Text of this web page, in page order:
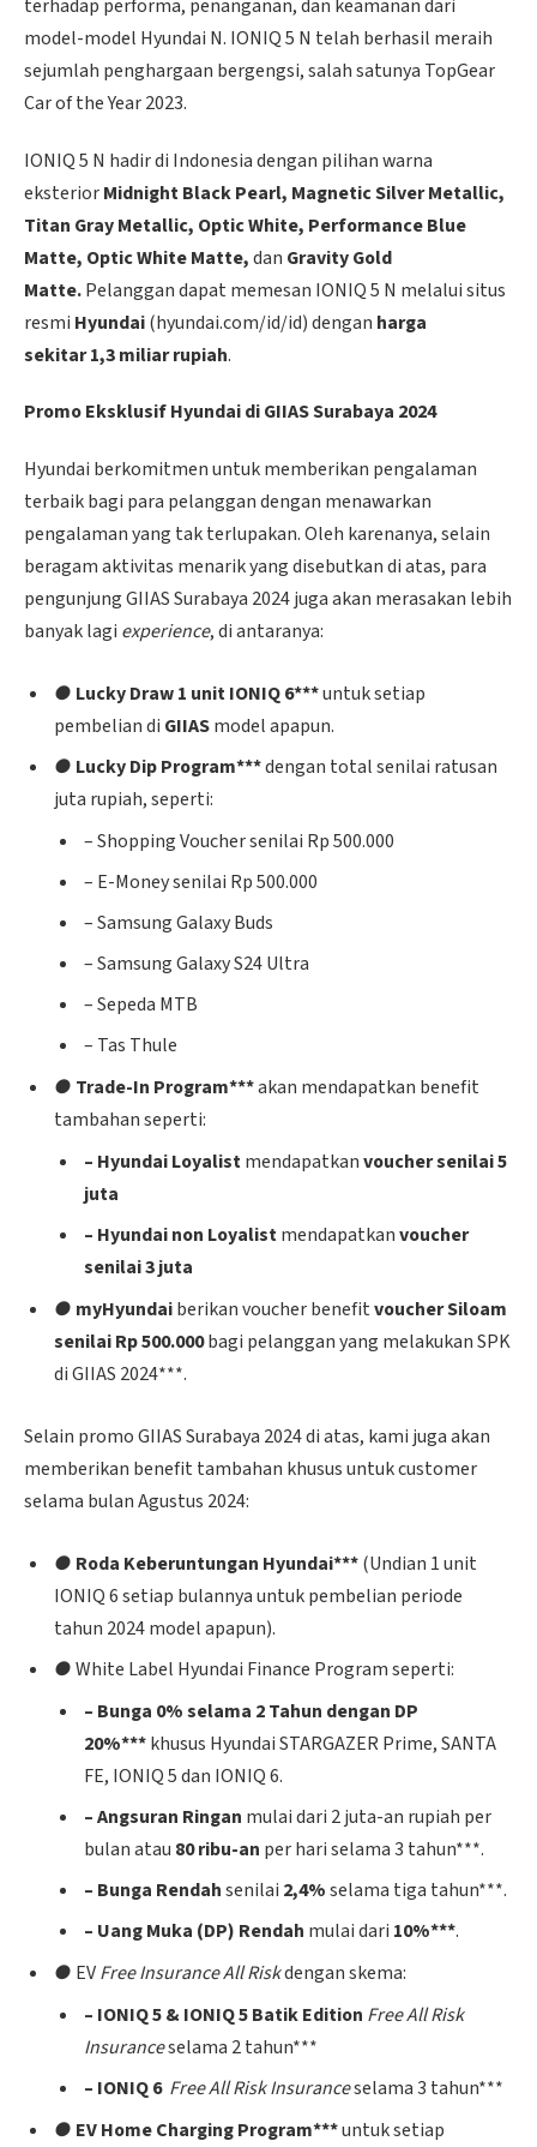
terhadap performa, penanganan, dan keamanan dari
model-model Hyundai N. IONIQ 5 N telah berhasil meraih
sejumlah penghargaan bergengsi, salah satunya TopGear
Car of the Year 2023.
IONIQ 5 N hadir di Indonesia dengan pilihan warna
eksteriorMidnight Black Pearl, Magnetic Silver Metallic,
Titan Gray Metallic, Optic White, Performance Blue
Matte, Optic White Matte,dan Gravity Gold
Matte.Pelanggan dapat memesan IONIQ 5 N melalui situs
resmi Hyundai(hyundai.com/id/id) dengan harga
sekitar1,3 miliar rupiah.
Promo Eksklusif Hyundai di GIIAS Surabaya 2024
Hyundai berkomitmen untuk memberikan pengalaman
terbaik bagi para pelanggan dengan menawarkan
pengalaman yang tak terlupakan. Oleh karenanya, selain
beragam aktivitas menarik yang disebutkan di atas, para
pengunjung GIIAS Surabaya 2024 juga akan merasakan lebih
banyak lagi experience, di antaranya:
● Lucky Draw 1 unit IONIQ 6***untuk setiap
pembelian di GIIASmodel apapun.
● Lucky Dip Program***dengan total senilai ratusan
juta rupiah, seperti:
– Shopping Voucher senilai Rp 500.000
– E-Money senilai Rp 500.000
– Samsung Galaxy Buds
– Samsung Galaxy S24 Ultra
– Sepeda MTB
– Tas Thule
● Trade-In Program***akan mendapatkan benefit
tambahan seperti:
– Hyundai Loyalistmendapatkanvoucher senilai 5
juta
– Hyundai non Loyalistmendapatkanvoucher
senilai 3 juta
● myHyundaiberikan voucher benefitvoucher Siloam
senilai Rp 500.000bagi pelanggan yang melakukan SPK
di GIIAS 2024***.
Selain promo GIIAS Surabaya 2024 di atas, kami juga akan
memberikan benefit tambahan khusus untuk customer
selama bulan Agustus 2024:
● Roda Keberuntungan Hyundai***(Undian 1 unit
IONIQ 6 setiap bulannya untuk pembelian periode
tahun 2024 model apapun).
●White Label Hyundai Finance Program seperti:
– Bunga 0% selama 2 Tahun dengan DP
20%***khusus Hyundai STARGAZER Prime, SANTA
FE, IONIQ 5 dan IONIQ 6.
– Angsuran Ringan mulai dari 2 juta-an rupiah per
bulan atau 80 ribu-an per hari selama 3 tahun***.
– Bunga Rendahsenilai 2,4%selama tiga tahun***.
– Uang Muka (DP) Rendah mulai dari 10%***.
● EVFree Insurance All Riskdengan skema:
– IONIQ 5 & IONIQ 5 Batik Edition Free All Risk
Insuranceselama 2 tahun***
– IONIQ 6 Free All Risk Insuranceselama 3 tahun***
● EV Home Charging Program***untuk setiap